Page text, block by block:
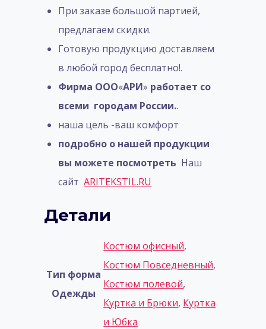
При заказе большой партией,
предлагаем скидки.
Готовую продукцию доставляем
в любой город бесплатно!.
Фирма ООО«АРИ» работает со
всеми городам России..
наша цель -ваш комфорт
подробно о нашей продукции
вы можете посмотреть Наш
сайтARITEKSTIL.RU
Детали
Тип форма
Одежды
Костюм офисный,
Костюм Повседневный,
Костюм полевой,
Куртка и Брюки, Куртка
и Юбка